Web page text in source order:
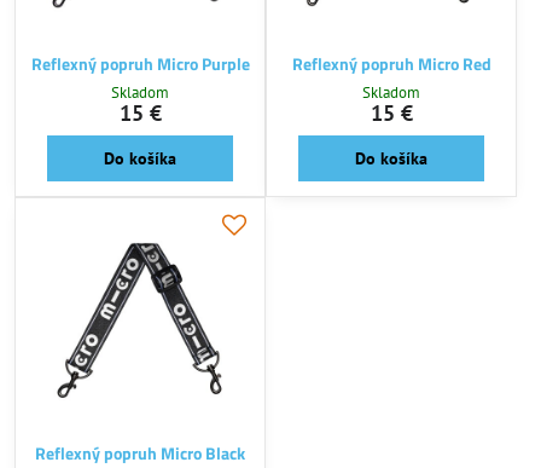
Reflexný popruh Micro Purple
Skladom
15 €
Do košíka
Reflexný popruh Micro Red
Skladom
15 €
Do košíka
Reflexný popruh Micro Black